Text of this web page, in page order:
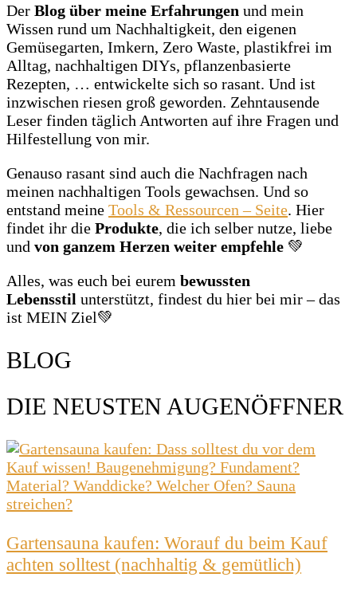
Der Blog über meine Erfahrungen und mein
Wissen rund um Nachhaltigkeit, den eigenen
Gemüsegarten, Imkern, Zero Waste, plastikfrei im
Alltag, nachhaltigen DIYs, pflanzenbasierte
Rezepten, … entwickelte sich so rasant. Und ist
inzwischen riesen groß geworden. Zehntausende
Leser finden täglich Antworten auf ihre Fragen und
Hilfestellung von mir.
Genauso rasant sind auch die Nachfragen nach
meinen nachhaltigen Tools gewachsen. Und so
entstand meine Tools & Ressourcen – Seite. Hier
findet ihr die Produkte, die ich selber nutze, liebe
und von ganzem Herzen weiter empfehle 💚
Alles, was euch bei eurem bewussten
Lebensstil unterstützt, findest du hier bei mir – das
ist MEIN Ziel💚
BLOG
DIE NEUSTEN AUGENÖFFNER
Gartensauna kaufen: Worauf du beim Kauf
achten solltest (nachhaltig & gemütlich)